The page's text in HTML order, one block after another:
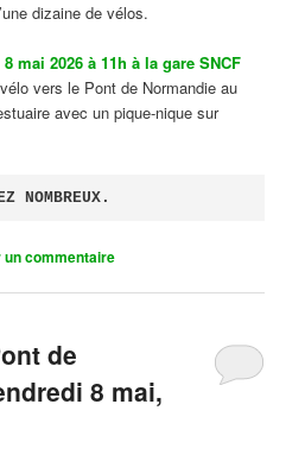
dizaine de vélos.
mai 2026 à 11h à la gare SNCF
vers le Pont de Normandie au
avec un pique-nique sur
NOMBREUX.
un commentaire
de
8 mai,